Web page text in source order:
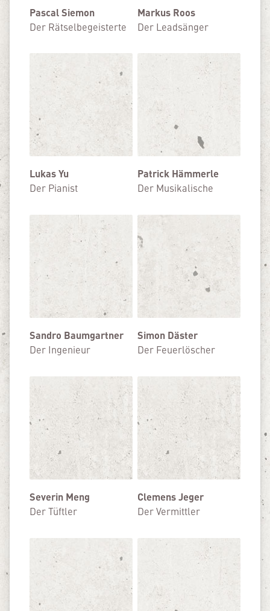
Pascal Siemon
Der Rätselbegeisterte
Markus Roos
Der Leadsänger
Lukas Yu
Der Pianist
Patrick Hämmerle
Der Musikalische
Sandro Baumgartner
Der Ingenieur
Simon Däster
Der Feuerlöscher
Severin Meng
Der Tüftler
Clemens Jeger
Der Vermittler